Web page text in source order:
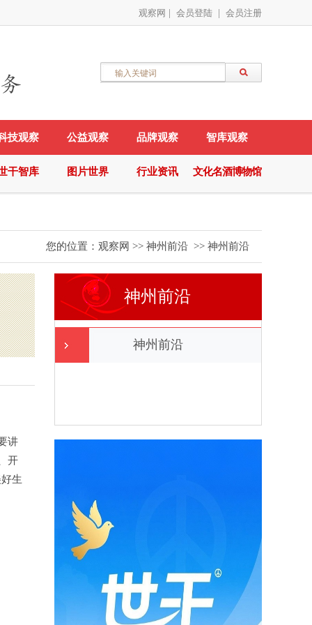
观察网 会员登陆 会员注册
技观察 公益观察 品牌观察 智库观察
干智库 图片世界 行业资讯 文化名酒博物馆
您的位置： 观察网 >> 神州前沿 >> 神州前沿
讲
开
生
神州前沿
神州前沿